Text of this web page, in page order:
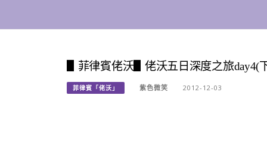
▋菲律賓佬沃▋佬沃五日深度之旅day4(
菲律賓「佬沃」 紫色微笑 2012-12-03